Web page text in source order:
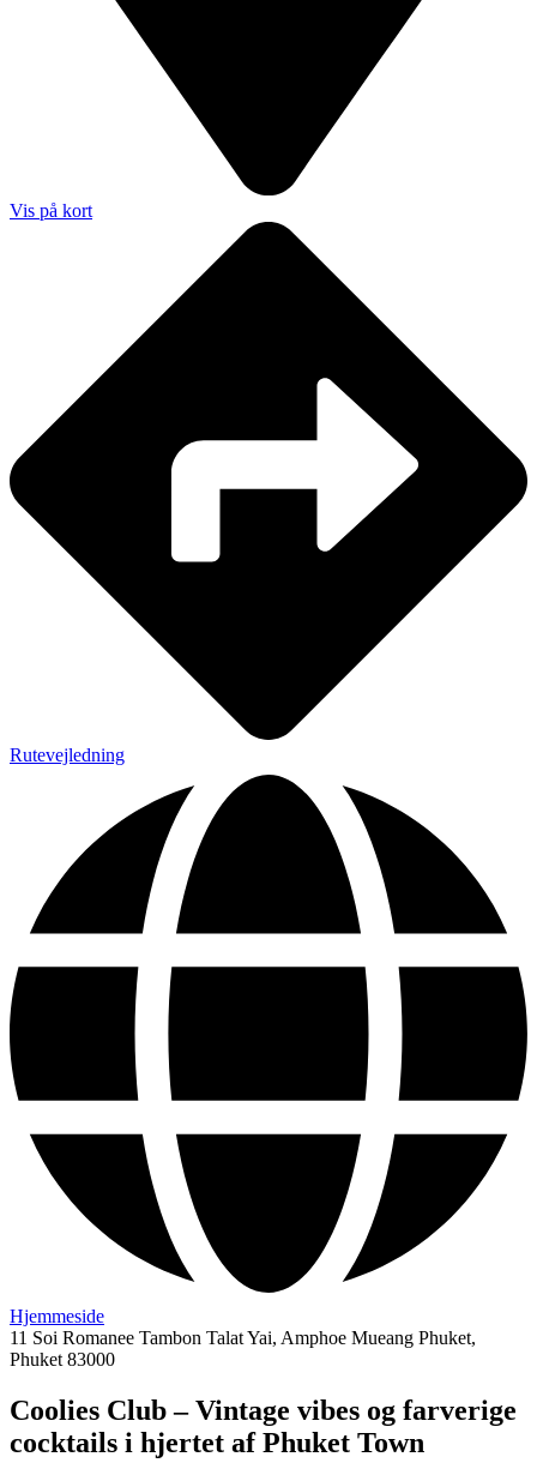
Vis på kort
Rutevejledning
Hjemmeside
11 Soi Romanee Tambon Talat Yai, Amphoe Mueang Phuket,
Phuket 83000
Coolies Club – Vintage vibes og farverige
cocktails i hjertet af Phuket Town